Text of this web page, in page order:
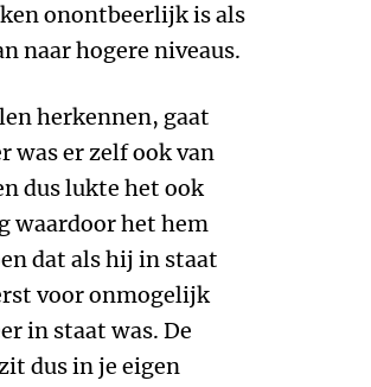
onontbeerlijk is als
naar hogere niveaus.
herkennen, gaat
was er zelf ook van
dus lukte het ook
waardoor het hem
dat als hij in staat
voor onmogelijk
in staat was. De
dus in je eigen